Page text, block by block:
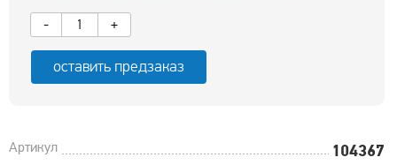
-
+
оставить предзаказ
Артикул 104367